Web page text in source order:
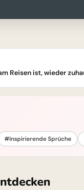
#Inspirierende Sprüche